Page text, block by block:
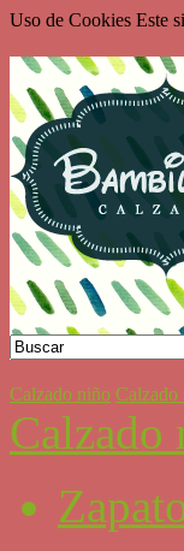
Uso de Cookies Este
Calzado niño Calzado
Calzado